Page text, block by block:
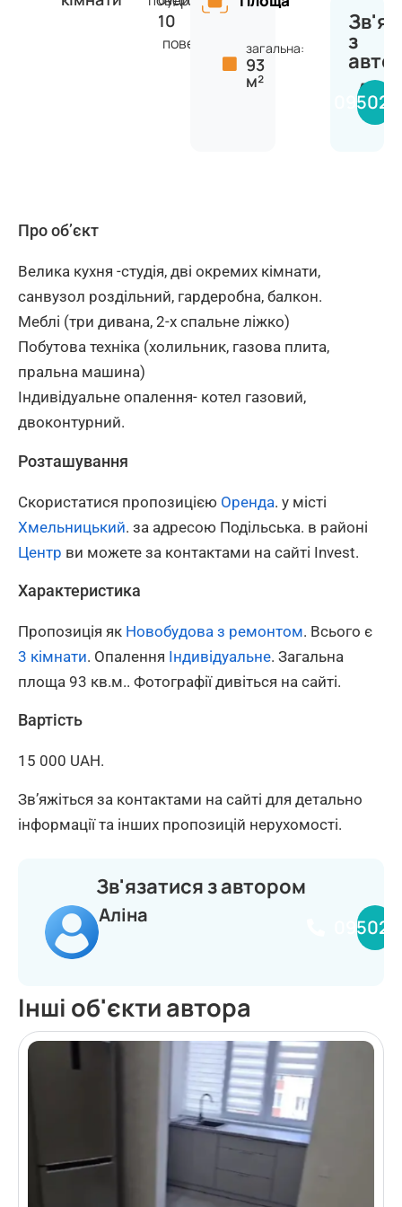
10
поверхів загальна:
93
м²
з
Про об’єкт
Велика кухня -студія, дві окремих кімнати,
санвузол роздільний, гардеробна, балкон.
Меблі (три дивана, 2-х спальне ліжко)
Побутова техніка (холильник, газова плита,
пральна машина)
Індивідуальне опалення- котел газовий,
двоконтурний.
Розташування
Скористатися пропозицією Оренда. у місті
Хмельницький. за адресою Подільська. в районі
Центр ви можете за контактами на сайті Invest.
Характеристика
Пропозиція як Новобудова з ремонтом. Всього є
3 кімнати. Опалення Індивідуальне. Загальна
площа 93 кв.м.. Фотографії дивіться на сайті.
Вартість
15 000 UAH.
Зв’яжіться за контактами на сайті для детально
інформації та інших пропозицій нерухомості.
Зв'язатися з автором
Аліна
Інші об'єкти автора